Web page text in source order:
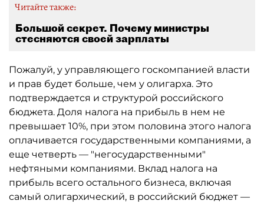
Читайте также:
Большой секрет. Почему министры
стесняются своей зарплаты
Пожалуй, у управляющего госкомпанией власти
и прав будет больше, чем у олигарха. Это
подтверждается и структурой российского
бюджета. Доля налога на прибыль в нем не
превышает 10%, при этом половина этого налога
оплачивается государственными компаниями, а
еще четверть — "негосударственными"
нефтяными компаниями. Вклад налога на
прибыль всего остального бизнеса, включая
самый олигархический, в российский бюджет —